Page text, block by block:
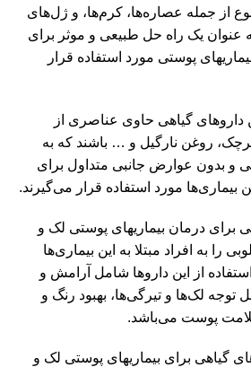
از جمله عصاره‌ها، کرم‌ها، و ژل‌های
عنوان یک راه حل طبیعی و موثر برای
پوستی مورد استفاده قرار
داروهای گیاهی حاوی عناصری از
کرچک، روغن نارگیل و … باشند که به
و بدون عوارض جانبی متداول برای
مورد استفاده قرار می‌گیرند.
برای درمان بیماریهای پوستی لک و
را به افراد مبتلا به این بیماری‌ها
از این داروها شامل آرامش و
توجه لک‌ها و تیرگی‌ها، بهبود رنگ و
پوست می‌باشد.
گیاهی برای بیماریهای پوستی لک و